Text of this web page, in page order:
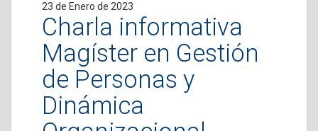
23 de Enero de 2023
Charla informativa
Magíster en Gestión
de Personas y
Dinámica